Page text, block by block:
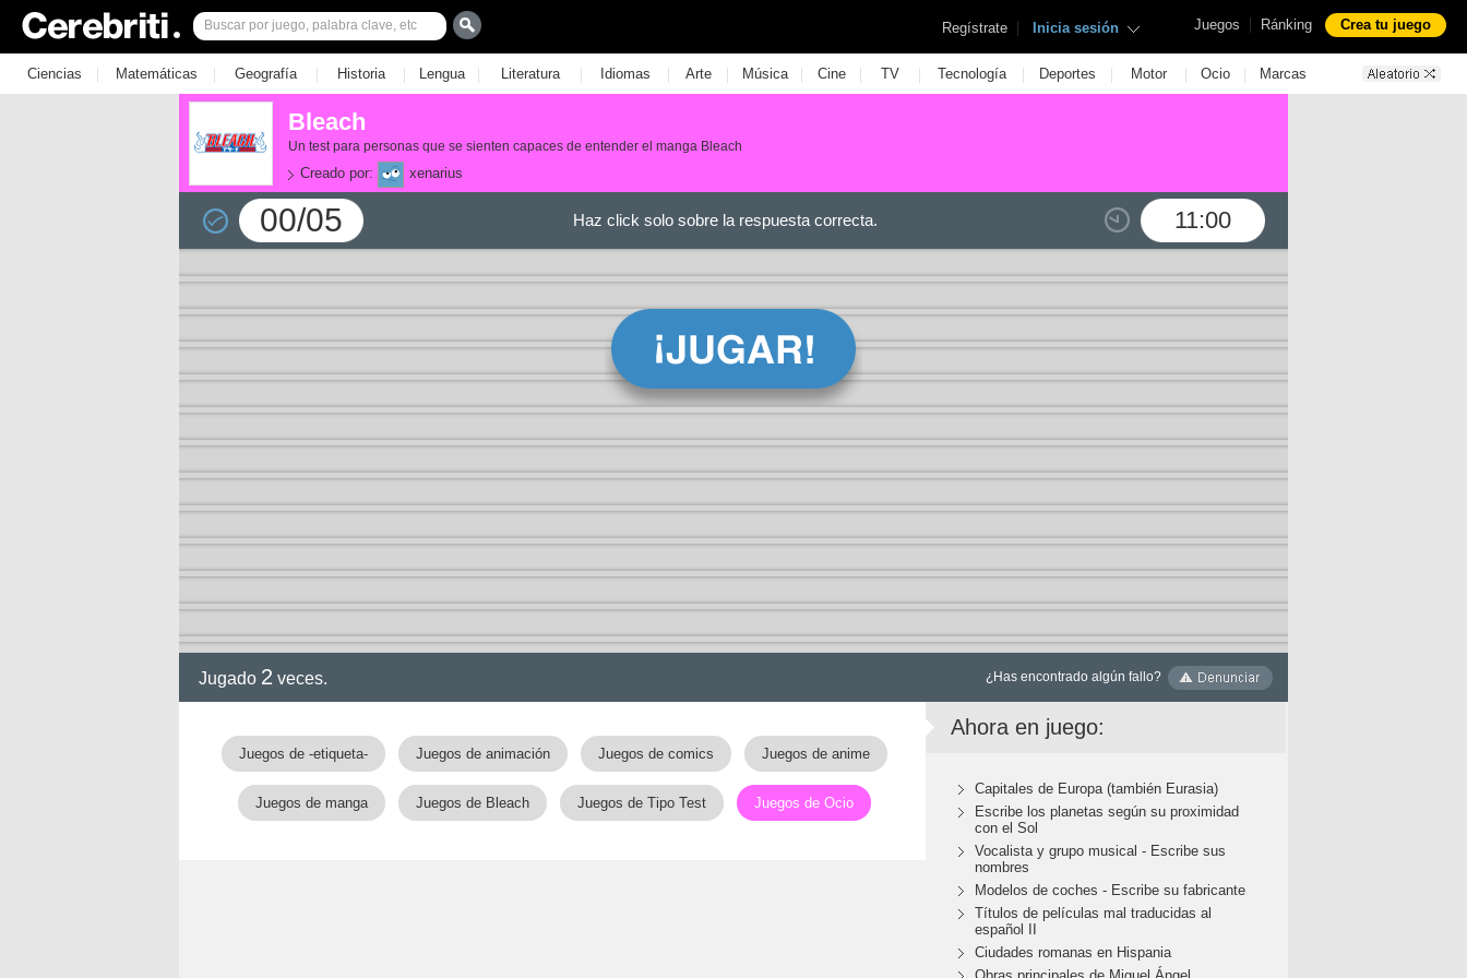
Juegos | Ránking Crea tu juego
Regístrate | Inicia sesión
Ciencias | Matemáticas | Geografía | Historia | Lengua | Literatura | Idiomas | Arte | Música | Cine | TV | Tecnología | Deportes | Motor | Ocio | Marcas
Bleach
Un test para personas que se sienten capaces de entender el manga Bleach
Creado por: xenarius
00/05 11:00
Haz click solo sobre la respuesta correcta.
Jugado 2 veces. ¿Has encontrado algún fallo?
Juegos de -etiqueta- Juegos de animación Juegos de comics Juegos de anime
Juegos de manga Juegos de Bleach Juegos de Tipo Test Juegos de Ocio
Ahora en juego:
Capitales de Europa (también Eurasia)
Escribe los planetas según su proximidad
con el Sol
Vocalista y grupo musical - Escribe sus
nombres
Modelos de coches - Escribe su fabricante
Títulos de películas mal traducidas al
español II
Ciudades romanas en Hispania